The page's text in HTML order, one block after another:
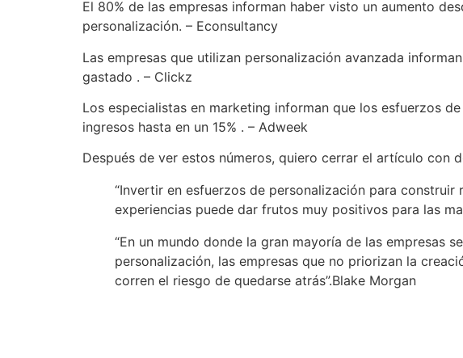
El 80% de las empresas informan haber visto un aumento
personalización. – Econsultancy
Las empresas que utilizan personalización avanzada
gastado . – Clickz
Los especialistas en marketing informan que los esfuerzos
ingresos hasta en un 15% . – Adweek
Después de ver estos números, quiero cerrar el artículo con
“Invertir en esfuerzos de personalización para construir
experiencias puede dar frutos muy positivos para las
“En un mundo donde la gran mayoría de las empresas
personalización, las empresas que no priorizan la
corren el riesgo de quedarse atrás”.Blake Morgan